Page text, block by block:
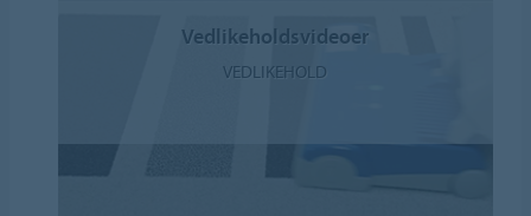
Vedlikeholdsvideoer
VEDLIKEHOLD